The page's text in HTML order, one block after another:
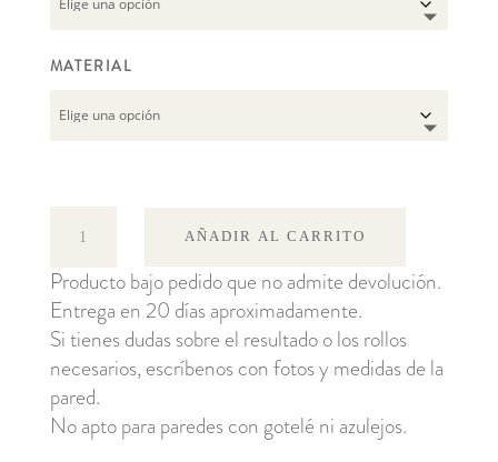
MATERIAL
AÑADIR AL CARRITO
Producto bajo pedido que no admite devolución.
Entrega en 20 días aproximadamente.
Si tienes dudas sobre el resultado o los rollos
necesarios, escríbenos con fotos y medidas de la
pared.
No apto para paredes con gotelé ni azulejos.